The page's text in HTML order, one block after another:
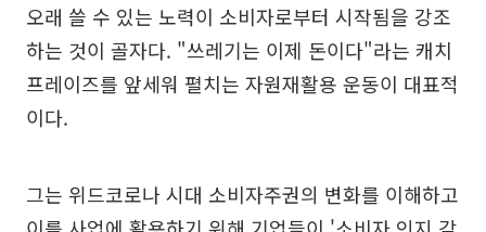
오래 쓸 수 있는 노력이 소비자로부터 시작됨을 강조
하는 것이 골자다. "쓰레기는 이제 돈이다"라는 캐치
프레이즈를 앞세워 펼치는 자원재활용 운동이 대표적
이다.
그는 위드코로나 시대 소비자주권의 변화를 이해하고